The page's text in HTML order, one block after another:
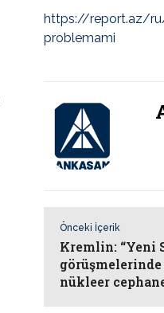
https://report.az/
problemami
Önceki İçerik
Kremlin: “Yeni
görüşmelerinde
nükleer